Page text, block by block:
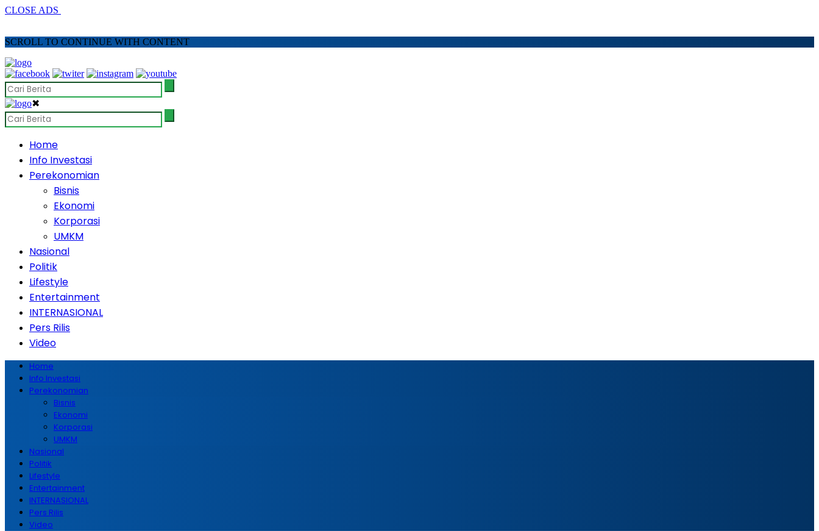
CLOSE ADS
SCROLL TO CONTINUE WITH CONTENT
✖
Home
Info Investasi
Perekonomian
Bisnis
Ekonomi
Korporasi
UMKM
Nasional
Politik
Lifestyle
Entertainment
INTERNASIONAL
Pers Rilis
Video
Home
Info Investasi
Perekonomian
Bisnis
Ekonomi
Korporasi
UMKM
Nasional
Politik
Lifestyle
Entertainment
INTERNASIONAL
Pers Rilis
Video